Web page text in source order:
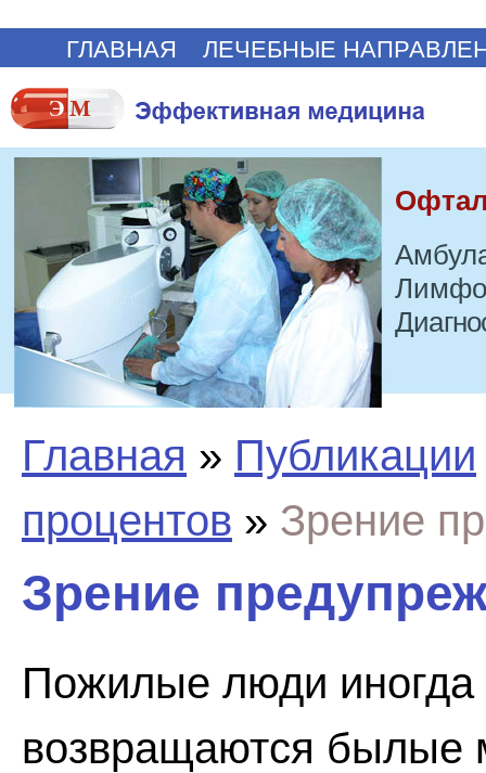
ГЛАВНАЯ ЛЕЧЕБНЫЕ
Главная » Публикации
процентов » Зрение
Зрение
Пожилые люди иногда
возвращаются былые